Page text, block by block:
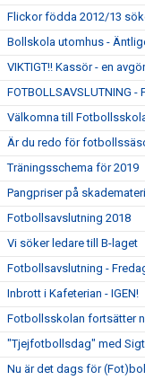
Flickor födda 2012/13
Bollskola utomhus -
VIKTIGT!! Kassör - en
FOTBOLLSAVSLUTNING
Välkomna till
Är du redo för
Träningsschema för 2019
Pangpriser på
Fotbollsavslutning 2018
Vi söker ledare till B-laget
Fotbollsavslutning -
Inbrott i Kafeterian - IGEN!
Fotbollsskolan fortsätter
"Tjejfotbollsdag" med
Nu är det dags för